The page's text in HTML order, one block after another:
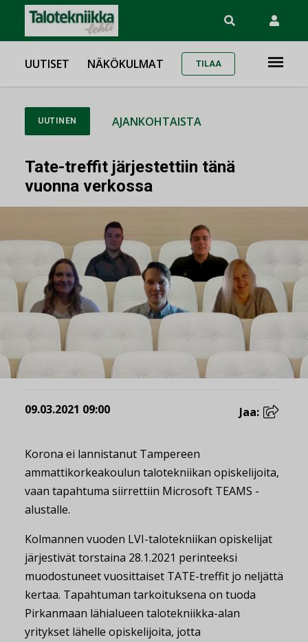
UUTISET NÄKÖKULMAT TILAA
UUTINEN AJANKOHTAISTA
Tate-treffit järjestettiin tänä
vuonna verkossa
09.03.2021 09:00 Jaa:
Korona ei lannistanut Tampereen
ammattikorkeakoulun talotekniikan opiskelijoita,
vaan tapahtuma siirrettiin Microsoft TEAMS -
alustalle.
Kolmannen vuoden LVI-talotekniikan opiskelijat
järjestivät torstaina 28.1.2021 perinteeksi
muodostuneet vuosittaiset TATE-treffit jo neljättä
kertaa. Tapahtuman tarkoituksena on tuoda
Pirkanmaan lähialueen talotekniikka-alan
yritykset lähelle opiskelijoita, jotta